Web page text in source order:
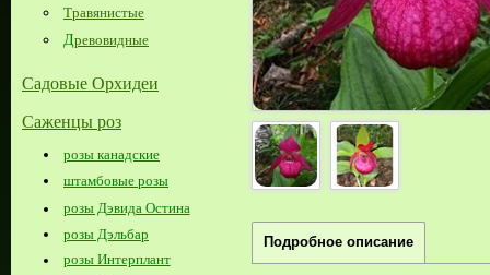
Травянистые
Древовидные
Садовые Орхидеи
Саженцы роз
розы канадские
штамбовые розы
розы Дэвида Остина
розы Дэльбар
розы Интерплант
Подробное описание